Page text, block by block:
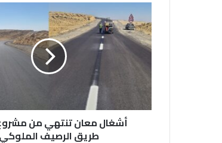
أ
ش
غ
ا
ن
أشغال معان تنتهي من
طريق الرصيف الملوكي